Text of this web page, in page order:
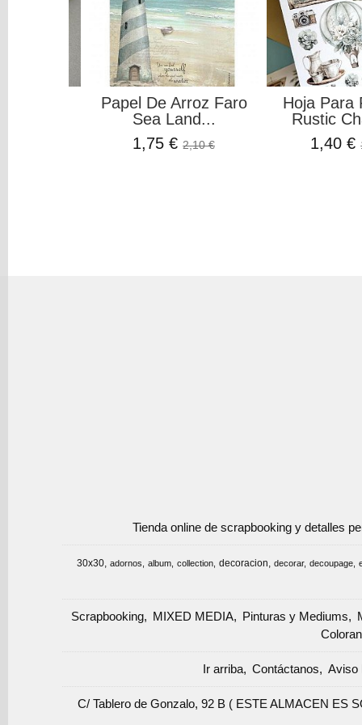
Papel De Arroz Faro
Sea Land...
1,75 €2,10 €
Hoja Para
Rustic
1,40 €
Tienda online de scrapbooking y detalles
30x30 adornos album collection decoracion decorar decoupage
Scrapbooking MIXED MEDIA Pinturas y Mediums
Ir arriba Contáctanos Aviso
C/ Tablero de Gonzalo, 92 B ( ESTE ALMACEN ES